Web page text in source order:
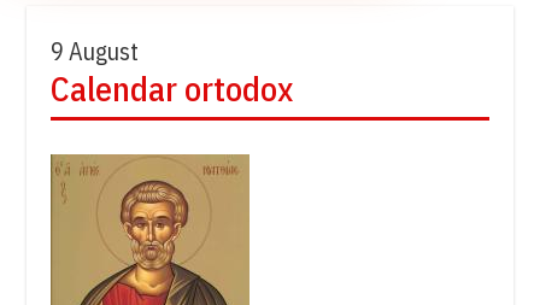
9 August
Calendar ortodox